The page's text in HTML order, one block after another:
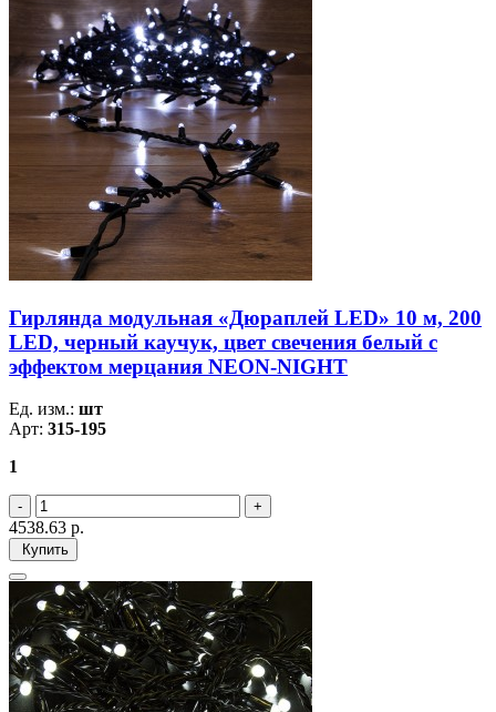
Гирлянда модульная «Дюраплей LED» 10 м, 200
LED, черный каучук, цвет свечения белый с
эффектом мерцания NEON-NIGHT
Ед. изм.: шт
Арт: 315-195
1
4538.63 р.
Купить